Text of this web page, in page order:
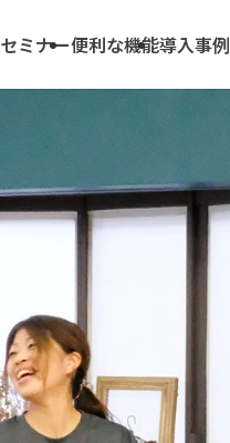
セミナー便利な機能導入事例